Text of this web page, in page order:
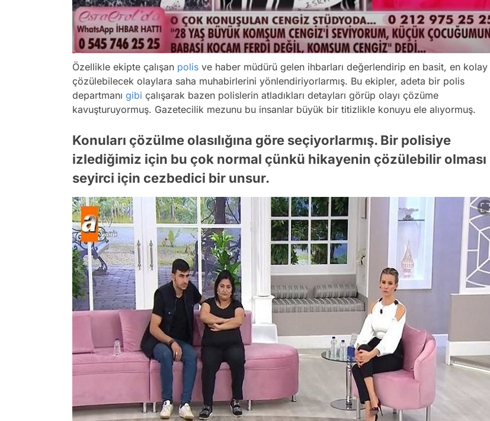
Özellikle ekipte çalışan polis ve haber müdürü gelen ihbarları değerlendirip en basit, en kolay
çözülebilecek olaylara saha muhabirlerini yönlendiriyorlarmış. Bu ekipler, adeta bir polis
departmanı gibi çalışarak bazen polislerin atladıkları detayları görüp olayı çözüme
kavuşturuyormuş. Gazetecilik mezunu bu insanlar büyük bir titizlikle konuyu ele alıyormuş.
Konuları çözülme olasılığına göre seçiyorlarmış. Bir polisiye
izlediğimiz için bu çok normal çünkü hikayenin çözülebilir olması
seyirci için cezbedici bir unsur.